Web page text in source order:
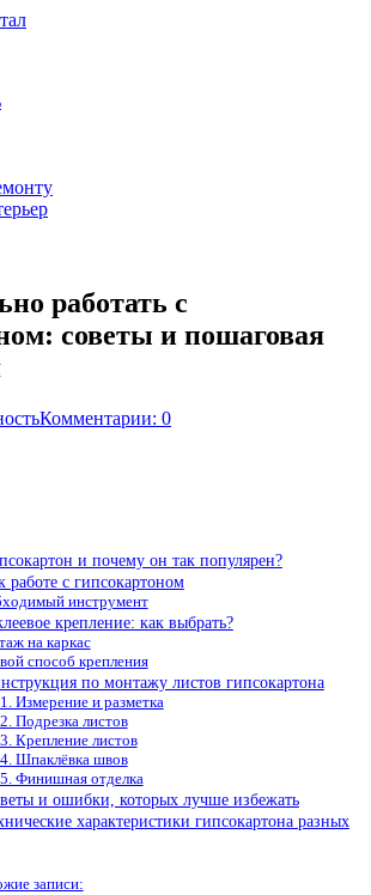
работать с
советы и пошаговая
Комментарии: 0
и почему он так популярен?
работе с гипсокартоном
инструмент
крепление: как выбрать?
на каркас
способ крепления
по монтажу листов гипсокартона
Измерение и разметка
Подрезка листов
Крепление листов
Шпаклёвка швов
Финишная отделка
и ошибки, которых лучше избежать
характеристики гипсокартона разных
записи: